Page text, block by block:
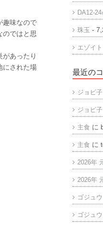
趣味なので
のではと思
あったり
にされた場
DA12-
珠玉 -
エゾイ
最近の
ジョビ子
ジョビ子
主食 に
主食 に
2026年
2026年
ゴジュ
ゴジュ